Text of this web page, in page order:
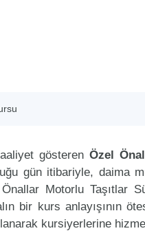
gösteren Özel
gün itibariyle, daima
Motorlu Taşıtlar
bir kurs anlayışının
kursiyerlerine